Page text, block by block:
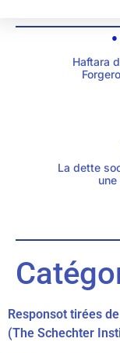
●
Haftara
La dette
Responsot tirées
(The Schechter